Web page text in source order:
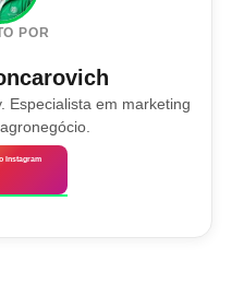
POR
Especialista em marketing
Instagram